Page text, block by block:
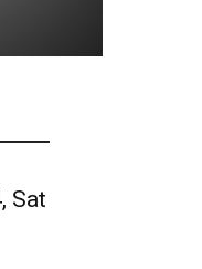
Sat